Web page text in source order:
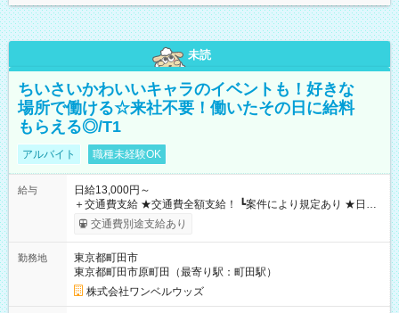
未読
ちいさいかわいいキャラのイベントも！好きな
場所で働ける☆来社不要！働いたその日に給料
もらえる◎/T1
アルバイト 職種未経験OK
給与
日給13,000円～
＋交通費支給 ★交通費全額支給！ ┗案件により規定あり ★日払
いOK！（規定あり） ┗働いたその日に現金GET♪ お仕事後はコ
ンビニATMから 日払い分を引き落とせます！ 【試用期間】試
交通費別途支給あり
勤務地
東京都町田市
東京都町田市原町田（最寄り駅：町田駅）
株式会社ワンベルウッズ